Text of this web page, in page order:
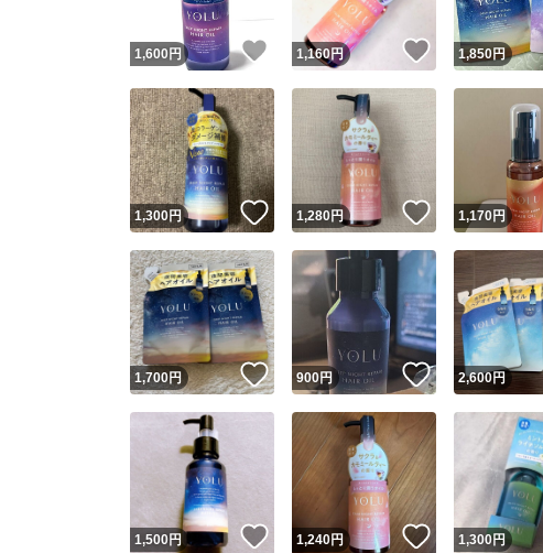
1,600 円 いいね！
1,160円 いいね！
1,850円
1,300円 いいね！
1,280円 いいね！
1,170円
1,700円 いいね！
900円 いいね！
2,600円
1,500円 いいね！
1,240円 いいね！
1,300円